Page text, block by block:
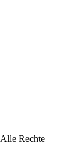
Alle Rechte